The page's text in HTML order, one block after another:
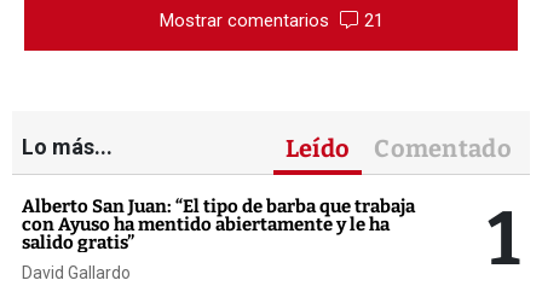
Mostrar comentarios 21
Lo más... Leído Comentado
Alberto San Juan: “El tipo de barba que trabaja
con Ayuso ha mentido abiertamente y le ha
salido gratis”
David Gallardo 1